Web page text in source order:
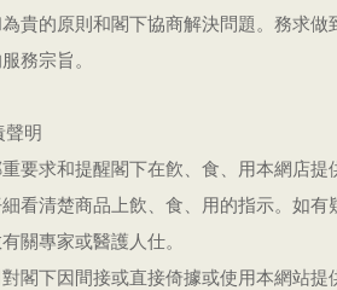
貴的原則和閣下協商解決問題。務求做
務宗旨。
聲明
要求和提醒閣下在飮、食、用本網店提
看清楚商品上飲、食、用的指示。如有
關專家或醫護人仕。
閣下因間接或直接倚據或使用本網站提